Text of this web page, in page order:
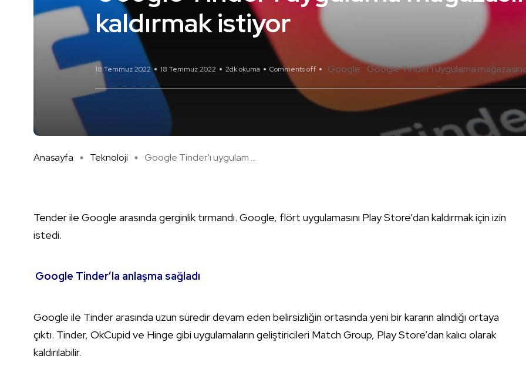
kaldırmak istiyor
18 Temmuz 2022 18 Temmuz 2022 2dk okuma Comments off Google Google Tinder'ı uygulama
Anasayfa Teknoloji Google Tinder’ı uygulam ...
Tender ile Google arasında gerginlik tırmandı. Google, flört uygulamasını Play Store’dan kaldırmak için izin
istedi.
Google Tinder’la anlaşma sağladı
Google ile Tinder arasında uzun süredir devam eden belirsizliğin ortasında yeni bir kararın alındığı ortaya
çıktı. Tinder, OkCupid ve Hinge gibi uygulamaların geliştiricileri Match Group, Play Store’dan kalıcı olarak
kaldırılabilir.